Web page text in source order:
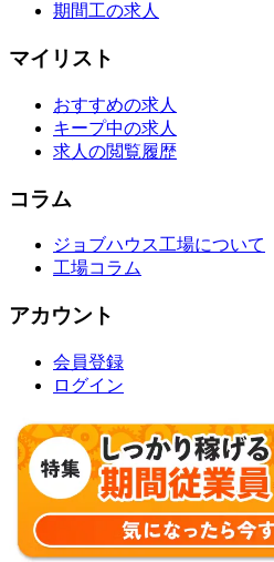
期間工の求人
マイリスト
おすすめの求人
キープ中の求人
求人の閲覧履歴
コラム
ジョブハウス工場について
工場コラム
アカウント
会員登録
ログイン